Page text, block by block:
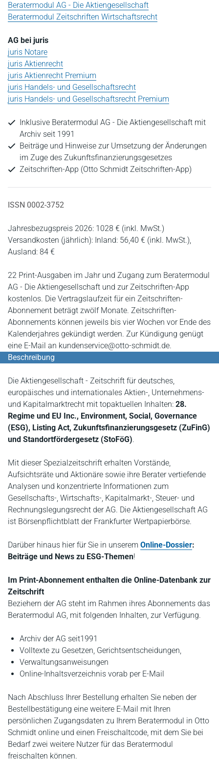
Beratermodul AG - Die Aktiengesellschaft
Beratermodul Zeitschriften Wirtschaftsrecht
AG bei juris
juris Notare
juris Aktienrecht
juris Aktienrecht Premium
juris Handels- und Gesellschaftsrecht
juris Handels- und Gesellschaftsrecht Premium
Inklusive Beratermodul AG - Die Aktiengesellschaft mit
Archiv seit 1991
Beiträge und Hinweise zur Umsetzung der Änderungen
im Zuge des Zukunftsfinanzierungsgesetzes
Zeitschriften-App (Otto Schmidt Zeitschriften-App)
ISSN 0002-3752
Jahresbezugspreis 2026: 1028 € (inkl. MwSt.)
Versandkosten (jährlich): Inland: 56,40 € (inkl. MwSt.),
Ausland: 84 €
22 Print-Ausgaben im Jahr und Zugang zum Beratermodul
AG - Die Aktiengesellschaft und zur Zeitschriften-App
kostenlos. Die Vertragslaufzeit für ein Zeitschriften-
Abonnement beträgt zwölf Monate. Zeitschriften-
Abonnements können jeweils bis vier Wochen vor Ende des
Kalenderjahres gekündigt werden. Zur Kündigung genügt
eine E-Mail an kundenservice@otto-schmidt.de.
Beschreibung
Die Aktiengesellschaft - Zeitschrift für deutsches,
europäisches und internationales Aktien-, Unternehmens-
und Kapitalmarktrecht mit topaktuellen Inhalten: 28.
Regime und EU Inc., Environment, Social, Governance
(ESG), Listing Act, Zukunftsfinanzierungsgesetz (ZuFinG)
und Standortfördergesetz (StoFöG).
Mit dieser Spezialzeitschrift erhalten Vorstände,
Aufsichtsräte und Aktionäre sowie ihre Berater vertiefende
Analysen und konzentrierte Informationen zum
Gesellschafts-, Wirtschafts-, Kapitalmarkt-, Steuer- und
Rechnungslegungsrecht der AG. Die Aktiengesellschaft AG
ist Börsenpflichtblatt der Frankfurter Wertpapierbörse.
Darüber hinaus hier für Sie in unserem Online-Dossier:
Beiträge und News zu ESG-Themen!
Im Print-Abonnement enthalten die Online-Datenbank zur
Zeitschrift
Beziehern der AG steht im Rahmen ihres Abonnements das
Beratermodul AG, mit folgenden Inhalten, zur Verfügung.
Archiv der AG seit1991
Volltexte zu Gesetzen, Gerichtsentscheidungen,
Verwaltungsanweisungen
Online-Inhaltsverzeichnis vorab per E-Mail
Nach Abschluss Ihrer Bestellung erhalten Sie neben der
Bestellbestätigung eine weitere E-Mail mit Ihren
persönlichen Zugangsdaten zu Ihrem Beratermodul in Otto
Schmidt online und einen Freischaltcode, mit dem Sie bei
Bedarf zwei weitere Nutzer für das Beratermodul
freischalten können.